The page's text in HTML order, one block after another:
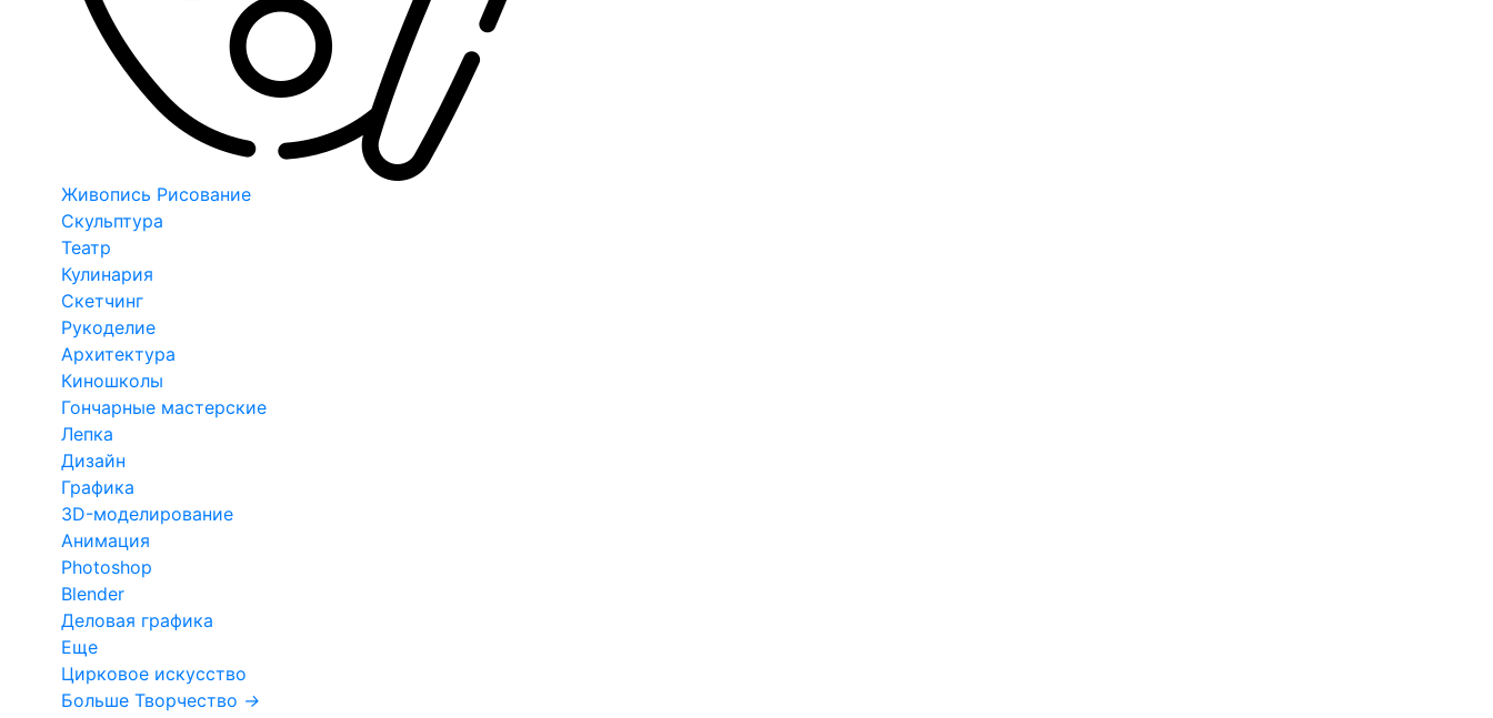
Живопись Рисование
Скульптура
Театр
Кулинария
Скетчинг
Рукоделие
Архитектура
Киношколы
Гончарные мастерские
Лепка
Дизайн
Графика
3D-моделирование
Анимация
Photoshop
Blender
Деловая графика
Еще
Цирковое искусство
Больше Творчество →